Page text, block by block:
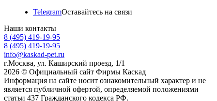
TelegramОставайтесь на связи
Наши контакты
8 (495) 419-19-95
8 (495) 419-19-95
info@kaskad-pet.ru
г.Москва, ул. Каширский проезд, 1/1
2026 © Официальный сайт Фирмы Каскад
Информация на сайте носит ознакомительный характер и не
является публичной офертой, определяемой положениями
статьи 437 Гражданского кодекса РФ.